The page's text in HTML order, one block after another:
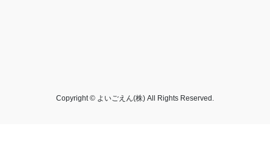
Copyright © よいごえん(株) All Rights Reserved.